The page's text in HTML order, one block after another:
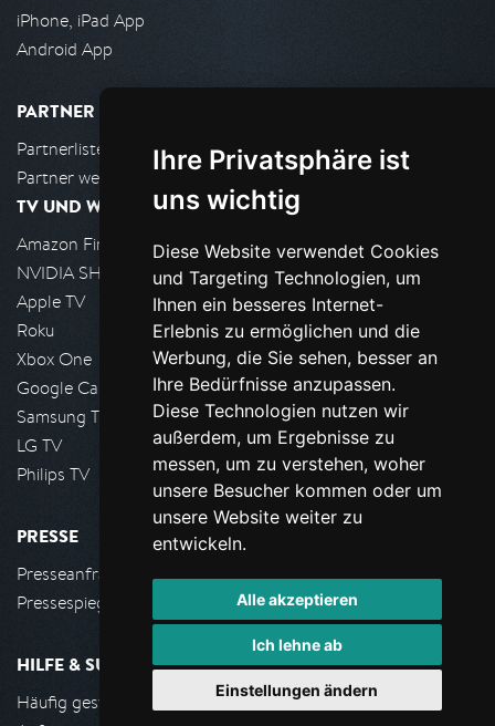
Ihre Privatsphäre ist
uns wichtig
Diese Website verwendet Cookies
und Targeting Technologien, um
Ihnen ein besseres Internet-
Erlebnis zu ermöglichen und die
Werbung, die Sie sehen, besser an
Ihre Bedürfnisse anzupassen.
Diese Technologien nutzen wir
außerdem, um Ergebnisse zu
messen, um zu verstehen, woher
unsere Besucher kommen oder um
unsere Website weiter zu
entwickeln.
Alle akzeptieren
Ich lehne ab
Einstellungen ändern
iPhone, iPad App
Android App
PARTNER
Partnerliste
Partner werden
TV UND WOHNZIMMER
Amazon FireTV
NVIDIA SHIELD, Google TV
Apple TV
Roku
Xbox One
Google Cast
Samsung TV
LG TV
Philips TV
PRESSE
Presseanfrage stellen
Pressespiegel
HILFE & SUPPORT
Häufig gestellte Fragen